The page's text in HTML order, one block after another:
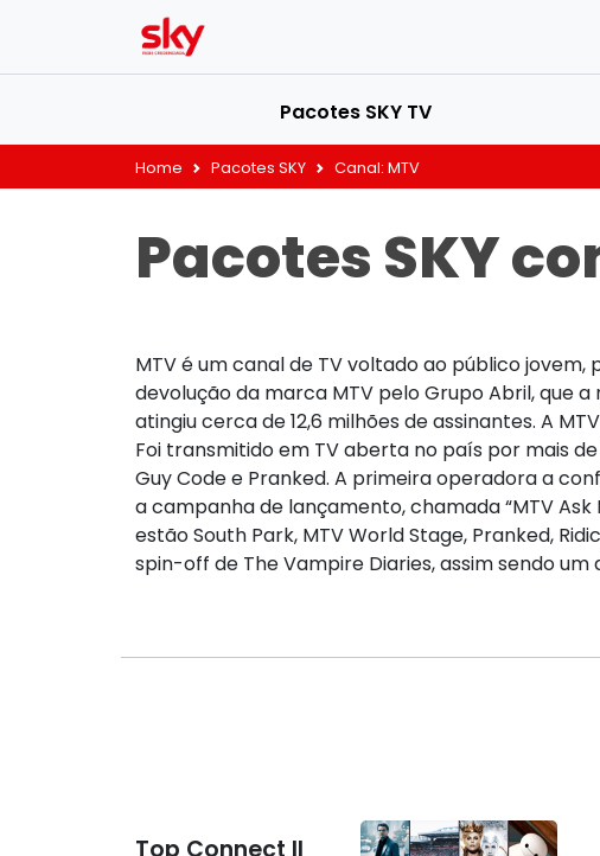
Pacotes SKY TV
Home Pacotes SKY Canal: MTV
Pacotes SKY
MTV é um canal de TV voltado ao público
devolução da marca MTV pelo Grupo Abril, que
atingiu cerca de 12,6 milhões de assinantes. A
Foi transmitido em TV aberta no país por mais
Guy Code e Pranked. A primeira operadora a
a campanha de lançamento, chamada “MTV
estão South Park, MTV World Stage, Pranked,
spin-off de The Vampire Diaries, assim sendo
Top Connect II